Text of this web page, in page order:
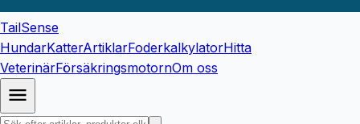
TailSense
HundarKatterArtiklarFoderkalkylatorHitta
VeterinärFörsäkringsmotornOm oss